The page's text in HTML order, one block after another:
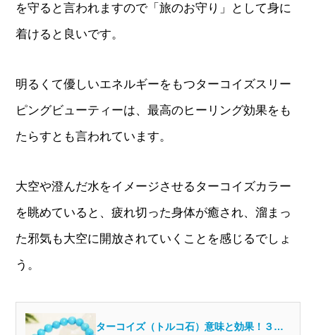
を守ると言われますので「旅のお守り」として身に
着けると良いです。
明るくて優しいエネルギーをもつターコイズスリー
ピングビューティーは、最高のヒーリング効果をも
たらすとも言われています。
大空や澄んだ水をイメージさせるターコイズカラー
を眺めていると、疲れ切った身体が癒され、溜まっ
た邪気も大空に開放されていくことを感じるでしょ
う。
ターコイズ（トルコ石）意味と効果！３人